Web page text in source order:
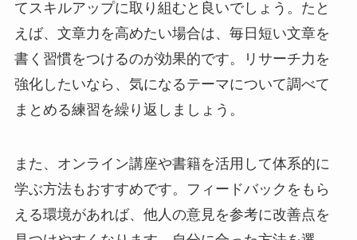
てスキルアップに取り組むと良いでしょう。たと
えば、文章力を高めたい場合は、毎日短い文章を
書く習慣をつけるのが効果的です。リサーチ力を
強化したいなら、気になるテーマについて調べて
まとめる練習を繰り返しましょう。
また、オンライン講座や書籍を活用して体系的に
学ぶ方法もおすすめです。フィードバックをもら
える環境があれば、他人の意見を参考に改善点を